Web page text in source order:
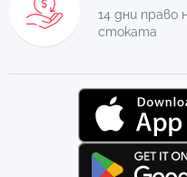
14 дни право
стоката